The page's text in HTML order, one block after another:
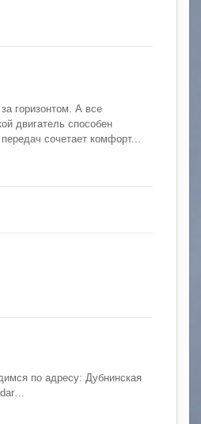
горизонтом. А все
двигатель способен
сочетает комфорт...
по адресу: Дубнинская